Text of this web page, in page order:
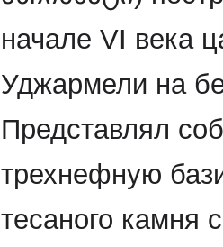
начале VI века
Уджармели на
Представлял
трехнефную
тесаного камня